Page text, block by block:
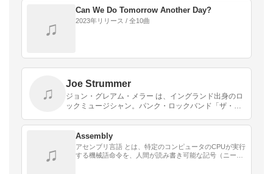
♫
Can We Do Tomorrow Another Day?
2023年リリース / 全10曲
♫
Joe Strummer
ジョン・グレアム・メラー は、イングランド出身のロ
ックミュージシャン。パンク・ロックバンド「ザ・ク
マー の名で知られる。
♫
Assembly
アセンブリ言語 とは、特定のコンピュータのCPUが実行
する機械語命令を、人間が読み書き可能な記号（ニーモ